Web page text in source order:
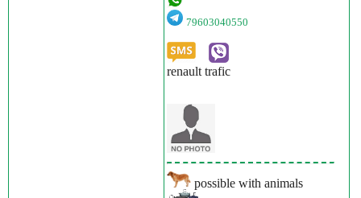
79603040550
renault trafic
possible with animals